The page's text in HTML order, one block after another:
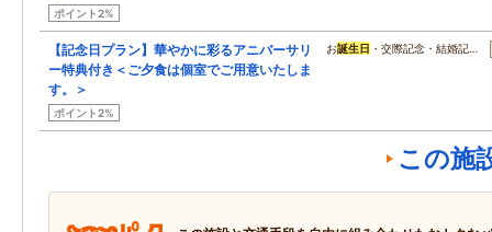
ポイント2%
【記念日プラン】華やかに彩るアニバーサリ
ー特典付き＜ご夕食は個室でご用意いたしま
す。＞
ポイント2%
お誕生日 ・交際記念・結婚記…
この施